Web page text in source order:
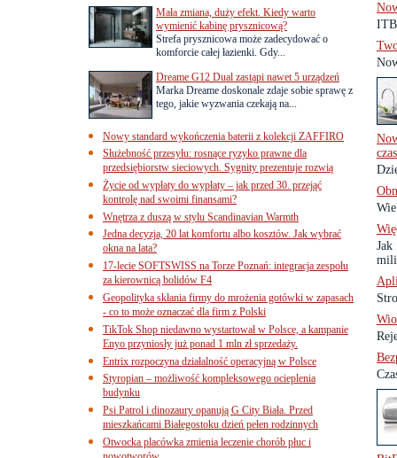
Mała zmiana, duży efekt. Kiedy warto
wymienić kabinę prysznicową?
Strefa prysznicowa może zadecydować o
komforcie całej łazienki. Gdy...
Dreame G12 Dual zastąpi nawet 5 urządzeń
Marka Dreame doskonale zdaje sobie sprawę z
tego, jakie wyzwania czekają na...
Nowy standard wykończenia baterii z kolekcji ZAFFIRO
Służebność przesyłu: rosnące ryzyko prawne dla
przedsiębiorstw sieciowych. Sygnity prezentuje rozwią
Życie od wypłaty do wypłaty – jak przed 30. przejąć
kontrolę nad swoimi finansami?
Wnętrza z duszą w stylu Scandinavian Warmth
Jedna decyzja, 20 lat komfortu albo kosztów. Jak wybrać
okna na lata?
17-lecie SOFTSWISS na Torze Poznań: integracja zespołu
za kierownicą bolidów F4
Geopolityka skłania firmy do mrożenia gotówki w zapasach
- co to może oznaczać dla firm z Polski
TikTok Shop niedawno wystartował w Polsce, a kampanie
Enyo przyniosły już ponad 1 mln zł sprzedaży.
Entrix rozpoczyna działalność operacyjną w Polsce
Styropian – możliwość kompleksowego ocieplenia
budynku
Psi Patrol i dinozaury opanują G City Biała. Przed
mieszkańcami Białegostoku dzień pełen rodzinnych
Otwocka placówka zmienia leczenie chorób płuc i